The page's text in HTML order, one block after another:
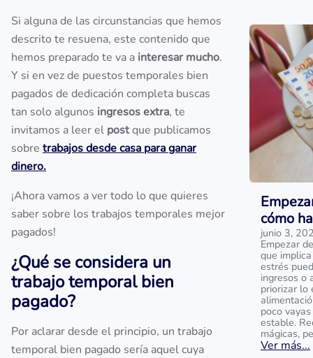
Si alguna de las circunstancias que hemos
descrito te resuena, este contenido que
hemos preparado te va a interesar mucho.
Y si en vez de puestos temporales bien
pagados de dedicación completa buscas
tan solo algunos ingresos extra, te
invitamos a leer el postque publicamos
sobre trabajos desde casa para ganar
dinero.
¡Ahora vamos a ver todo lo que quieres
saber sobre los trabajos temporales mejor
pagados!
¿Qué se considera un
trabajo temporal bien
pagado?
Por aclarar desde el principio, un trabajo
temporal bien pagado sería aquel cuya
cómo
junio 3,
Empezar
que
estrés
ingresos o
priorizar lo
poco
estable.
mágicas,
Ver más...